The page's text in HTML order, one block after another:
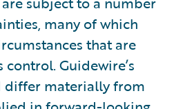
many of which
that are
control. Guidewire’s
differ materially from